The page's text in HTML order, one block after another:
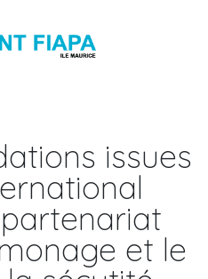
issues
et le